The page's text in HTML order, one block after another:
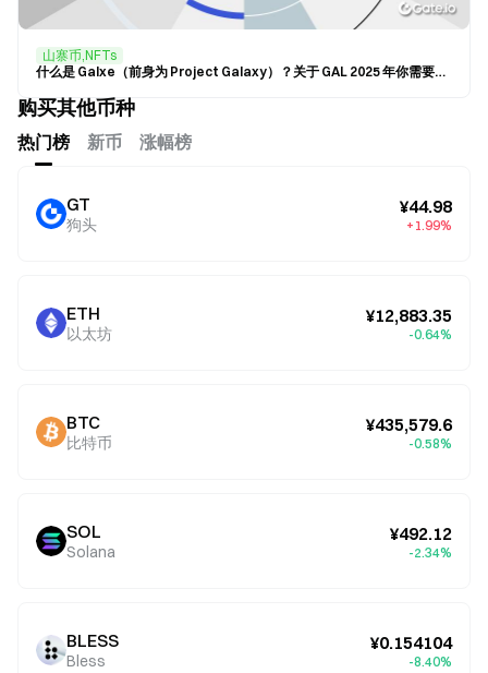
山寨币,NFTs
什么是 Galxe（前身为 Project Galaxy）？关于 GAL 2025 年你需要知道的一切
购买其他币种
热门榜 新币 涨幅榜
GT
狗头
¥44.98
+1.99%
ETH
以太坊
¥12,883.35
-0.64%
BTC
比特币
¥435,579.6
-0.58%
SOL
Solana
¥492.12
-2.34%
BLESS
Bless
¥0.154104
-8.40%